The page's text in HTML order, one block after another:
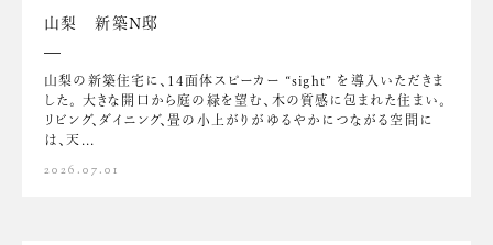
山梨 新築N邸
山梨の新築住宅に、14面体スピーカー “sight” を導入いただきま
した。 大きな開口から庭の緑を望む、木の質感に包まれた住まい。
リビング、ダイニング、畳の小上がりがゆるやかにつながる空間に
は、天...
2026.07.01